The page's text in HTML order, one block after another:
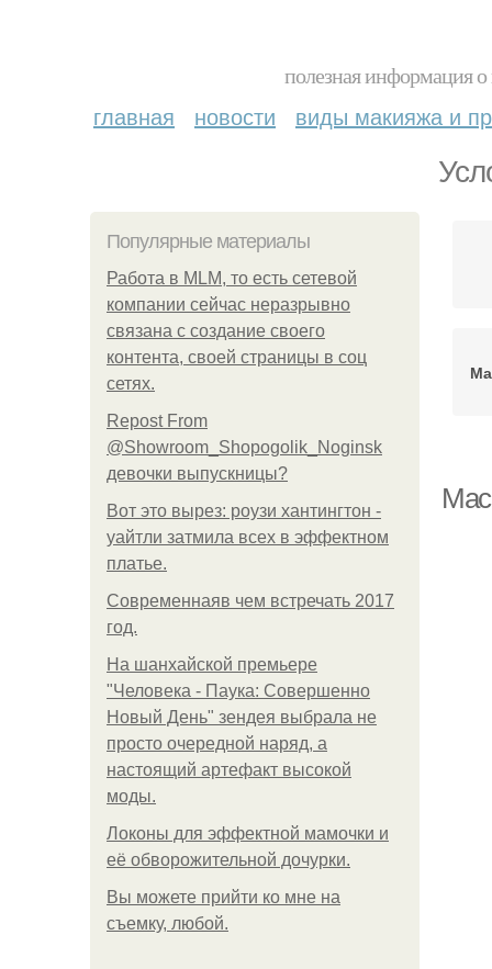
полезная информация
главная новости виды макияжа и
Популярные материалы
Работа в MLM, то есть сетевой
компании сейчас неразрывно
связана с создание своего
контента, своей страницы в соц
сетях.
Repost From
@Showroom_Shopogolik_Noginsk
девочки выпускницы?
Вот это вырез: роузи хантингтон -
уайтли затмила всех в эффектном
платьe.
Современнаяв чем встречать 2017
год.
На шанхайской премьере
"Человека - Паука: Совершенно
Новый День" зендея выбрала не
просто очередной наряд, а
настоящий артефакт высокой
моды.
Локоны для эффектной мамочки и
её обворожительной дочурки.
Вы можете прийти ко мне на
съемку, любой.